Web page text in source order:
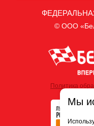
© ООО
Политика
Мы